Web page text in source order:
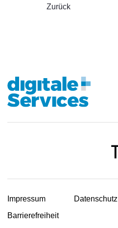
Zurück
Impressum
Datenschutz
Barrierefreiheit